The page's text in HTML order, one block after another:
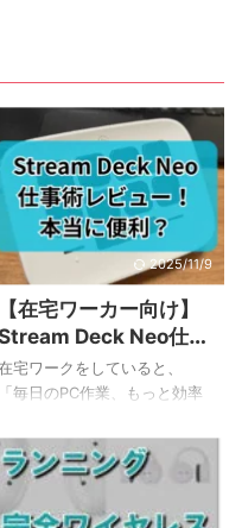
2025/11/9
【在宅ワーカー向け】
Deck Neo仕事
術レビュー！本当に便
利？
宅ワークをしていると、
「毎日のPC作業、もっと効率
と、ありますよね。チャッ
トツールの起動、定型文の入
力、Web会議のミュート操作
ど、一つひとつは小さくて